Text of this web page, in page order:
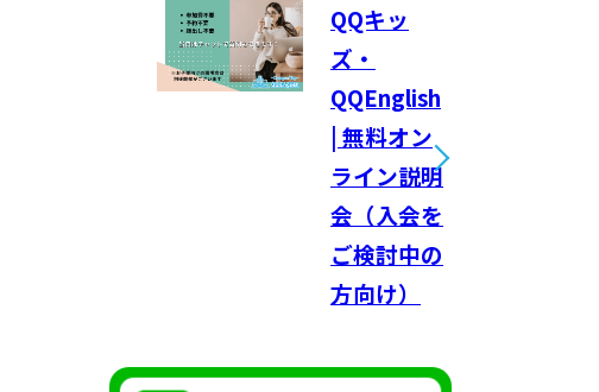
QQキッ
ズ・
QQEnglish
| 無料オン
ライン説明
会（入会を
ご検討中の
方向け）